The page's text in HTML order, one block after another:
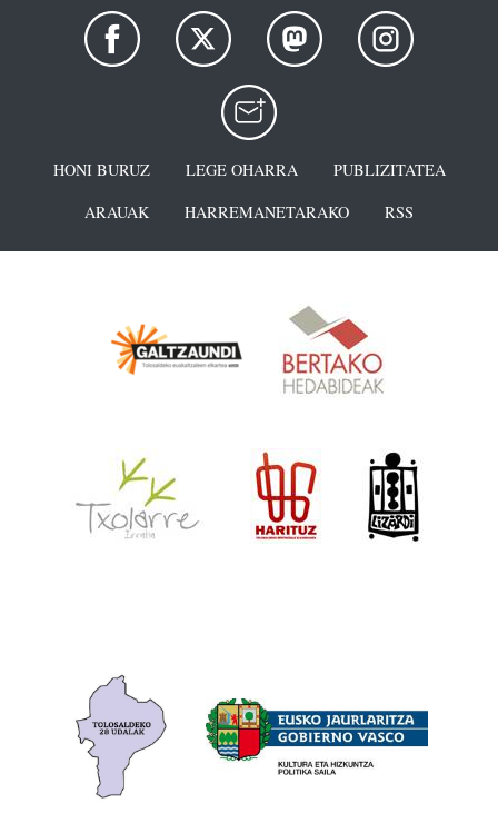
HONI BURUZ LEGE OHARRA
PUBLIZITATEA
ARAUAK
HARREMANETARAKO RSS